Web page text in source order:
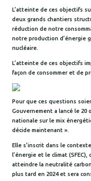
L’atteinte de ces objectifs
deux grands chantiers
réduction de notre
notre production d’énergie
nucléaire.
L’atteinte de ces objectifs
façon de consommer et de
Pour que ces questions
Gouvernement a lancé le 20
nationale sur le mix
décide maintenant ».
Elle s’inscrit dans le
l’énergie et le climat
atteindre la neutralité
plus tard en 2024 et sera